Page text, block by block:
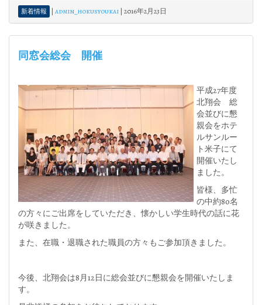
新着情報 | admin_hokusyoukai | 2016年2月23日
同窓会総会 開催
平成27年度
北翔会 総
会並びに懇
親会をホテ
ルサンルー
ト米子にて
開催いたし
ました。
皆様、多忙
の中約80名
の方々にご出席をしていただき、懐かしい学生時代の話に花
が咲きました。
また、在職・退職された職員の方々もご参加頂きました。
今後、北翔会は8月12日に総会並びに懇親会を開催いたしま
す。